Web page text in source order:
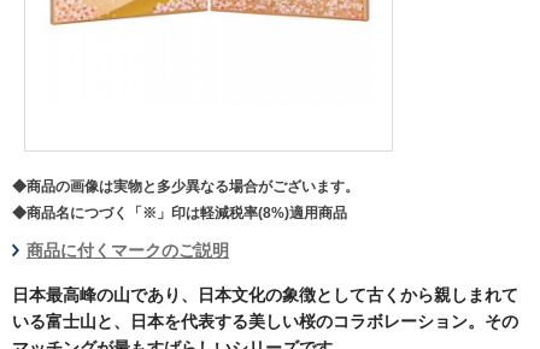
◆商品の画像は実物と多少異なる場合がございます。
◆商品名につづく「※」印は軽減税率(8%)適用商品
商品に付くマークのご説明
日本最高峰の山であり、日本文化の象徴として古くから親しまれて
いる富士山と、日本を代表する美しい桜のコラボレーション。その